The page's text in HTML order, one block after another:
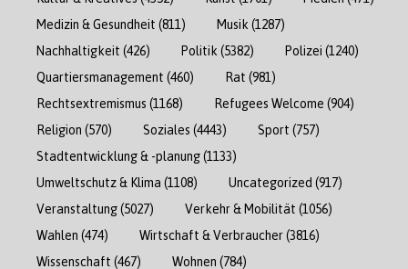
Medizin & Gesundheit (811) Musik (1287)
Nachhaltigkeit (426) Politik (5382) Polizei (1240)
Quartiersmanagement (460) Rat (981)
Rechtsextremismus (1168) Refugees Welcome (904)
Religion (570) Soziales (4443) Sport (757)
Stadtentwicklung & -planung(1133)
Umweltschutz & Klima (1108) Uncategorized (917)
Veranstaltung(5027) Verkehr & Mobilität (1056)
Wahlen (474) Wirtschaft & Verbraucher(3816)
Wissenschaft (467) Wohnen (784)